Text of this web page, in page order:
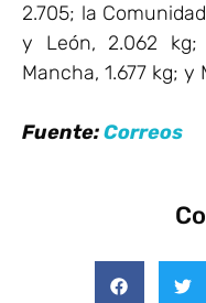
2.705; la
y León, 2.062 kg;
Mancha, 1.677 kg; y
Fuente:Correos